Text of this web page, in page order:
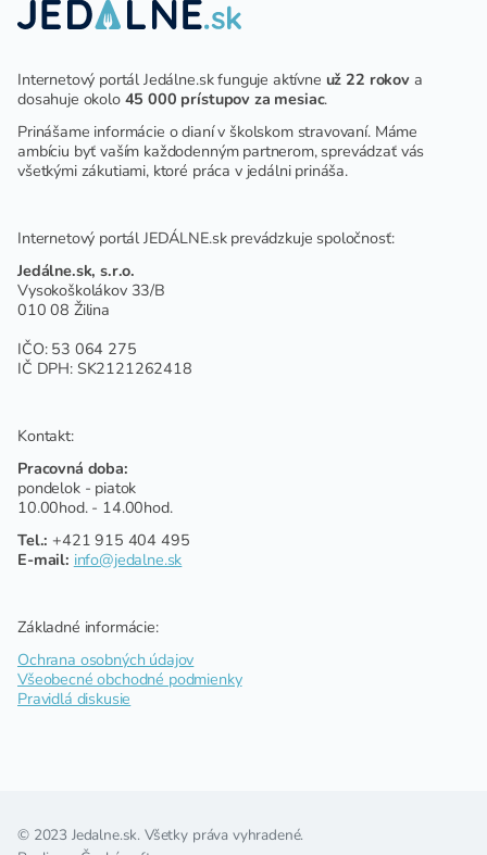
Internetový portál Jedálne.sk funguje aktívne už 22 rokova
dosahuje okolo 45 000 prístupov za mesiac.
Prinášame informácie o dianí v školskom stravovaní. Máme
ambíciu byť vaším každodenným partnerom, sprevádzať vás
všetkými zákutiami, ktoré práca v jedálni prináša.
Internetový portál JEDÁLNE.sk prevádzkuje spoločnosť:
Jedálne.sk, s.r.o.
Vysokoškolákov 33/B
010 08 Žilina
IČO: 53 064 275
IČ DPH: SK2121262418
Kontakt:
Pracovná doba:
pondelok - piatok
10.00hod. - 14.00hod.
Tel.: +421 915 404 495
E-mail: info@jedalne.sk
Základné informácie:
Ochrana osobných údajov
Všeobecné obchodné podmienky
Pravidlá diskusie
© 2023 Jedalne.sk. Všetky práva vyhradené.